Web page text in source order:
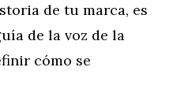
de tu marca, es
de la voz de la
cómo se